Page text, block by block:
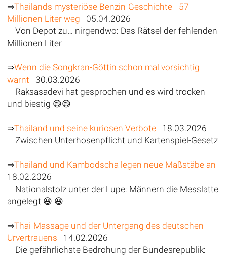
⇒Thailands mysteriöse Benzin-Geschichte - 57
Millionen Liter weg 05.04.2026
Von Depot zu… nirgendwo: Das Rätsel der fehlenden
Millionen Liter
⇒Wenn die Songkran-Göttin schon mal vorsichtig
warnt 30.03.2026
Raksasadevi hat gesprochen und es wird trocken
und biestig 😄😄
⇒Thailand und seine kuriosen Verbote18.03.2026
Zwischen Unterhosenpflicht und Kartenspiel-Gesetz
⇒Thailand und Kambodscha legen neue Maßstäbe an
18.02.2026
Nationalstolz unter der Lupe: Männern die Messlatte
angelegt 😆 😆
⇒Thai-Massage und der Untergang des deutschen
Urvertrauens 14.02.2026
Die gefährlichste Bedrohung der Bundesrepublik: